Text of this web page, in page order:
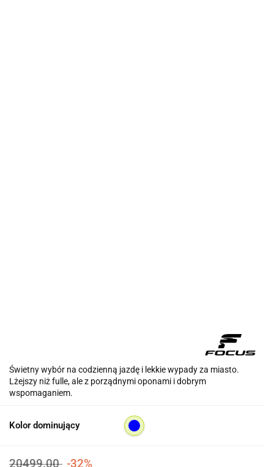
Świetny wybór na codzienną jazdę i lekkie wypady za miasto.
Lżejszy niż fulle, ale z porządnymi oponami i dobrym
wspomaganiem.
Kolor dominujący
20499.00 -32%